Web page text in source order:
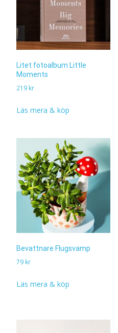
Litet fotoalbum Little
Moments
219 kr
Läs mera & köp
Bevattnare Flugsvamp
79 kr
Läs mera & köp